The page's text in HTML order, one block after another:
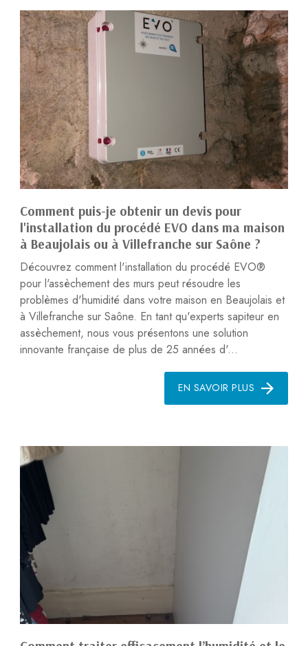
Comment puis-je obtenir un devis pour
l'installation du procédé EVO dans ma maison
à Beaujolais ou à Villefranche sur Saône ?
Découvrez comment l'installation du procédé EVO®
pour l'assèchement des murs peut résoudre les
problèmes d'humidité dans votre maison en Beaujolais et
à Villefranche sur Saône. En tant qu'experts sapiteur en
assèchement, nous vous présentons une solution
innovante française de plus de 25 années d'...
EN SAVOIR PLUS